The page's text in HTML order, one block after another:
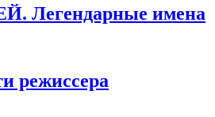
Легендарные имена
режиссера